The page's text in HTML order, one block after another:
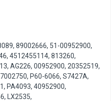
, 89002666, 51-00952900,
, 4512455114, 813260,
, AG226, 00952900, 20352519,
, P60-6066, S7427A,
, PA4093, 40952900,
, LX2535,